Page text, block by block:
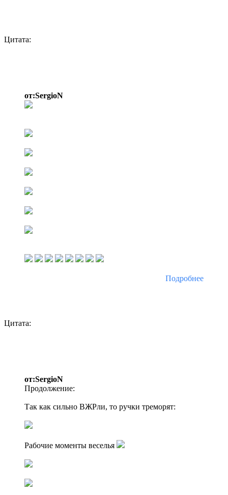
Цитата:
от:SergioN
Подробнее
Цитата:
от:SergioN
Продолжение:
Так как сильно ВЖРли, то ручки треморят:
Рабочие моменты веселья